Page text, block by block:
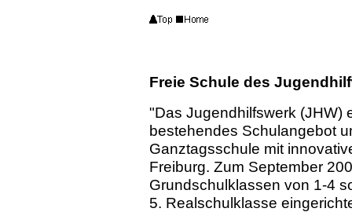
Freie Schule des
"Das Jugendhilfswerk (JHW)
bestehendes Schulangebot
Ganztagsschule mit
Freiburg. Zum September
Grundschulklassen von 1-4
5. Realschulklasse